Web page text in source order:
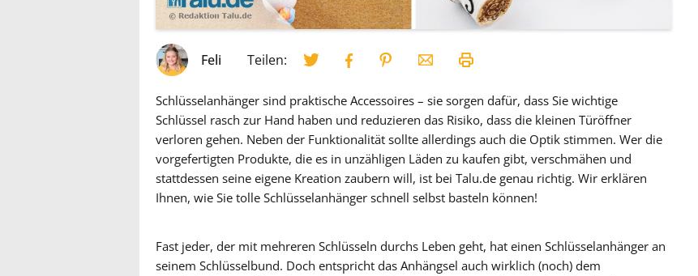
Feli Teilen:
Schlüsselanhänger sind praktische Accessoires – sie sorgen dafür, dass Sie wichtige
Schlüssel rasch zur Hand haben und reduzieren das Risiko, dass die kleinen Türöffner
verloren gehen. Neben der Funktionalität sollte allerdings auch die Optik stimmen. Wer die
vorgefertigten Produkte, die es in unzähligen Läden zu kaufen gibt, verschmähen und
stattdessen seine eigene Kreation zaubern will, ist bei Talu.de genau richtig. Wir erklären
Ihnen, wie Sie tolle Schlüsselanhänger schnell selbst basteln können!
Fast jeder, der mit mehreren Schlüsseln durchs Leben geht, hat einen Schlüsselanhänger an
seinem Schlüsselbund. Doch entspricht das Anhängsel auch wirklich (noch) dem